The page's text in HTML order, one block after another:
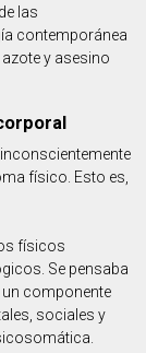
las
contemporánea
y asesino
físico. Esto es,
físicos
Se pensaba
componente
sociales y